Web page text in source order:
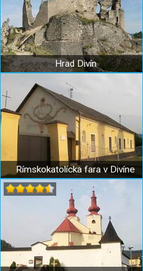
Hrad Divín
Rímskokatolícka fara v Divíne